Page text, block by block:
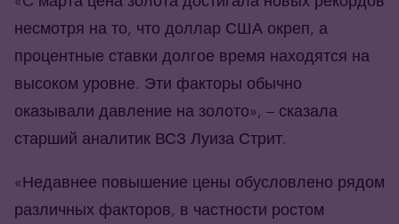
несмотря на то, что доллар США окреп, а
процентные ставки долгое время находятся на
высоком уровне. Эти факторы обычно
оказывали давление на золото», – сказала
старший аналитик ВСЗ Луиза Стрит.
«Недавнее повышение цены обусловлено рядом
различных факторов, в частности ростом